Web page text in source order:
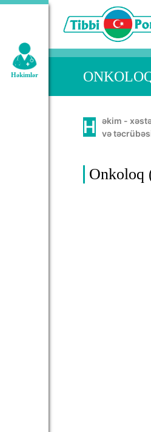
Geniş
Həkimlər
Həkim - xəstəliklərin qarşısının alınması və müalicəsində, insan orqanının normal həyatını təmin etməkdə öz bacarığını, bilik və
Onkoloq